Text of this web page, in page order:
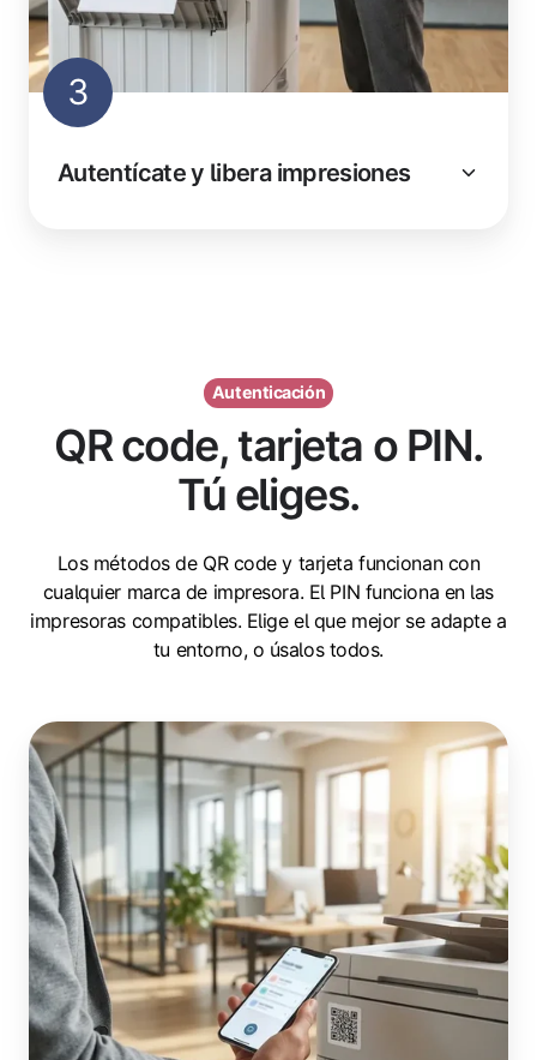
3
Autentícate y libera impresiones
Autenticación
QR code, tarjeta o PIN.
Tú eliges.
Los métodos de QR code y tarjeta funcionan con
cualquier marca de impresora. El PIN funciona en las
impresoras compatibles. Elige el que mejor se adapte a
tu entorno, o úsalos todos.